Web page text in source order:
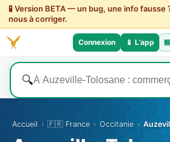
🧪 Version BETA — un bug, une info fausse
nous à corriger.
Connexion 📱 L’app 🏪
🔍
Accueil › 🇫🇷 France › Occitanie ›